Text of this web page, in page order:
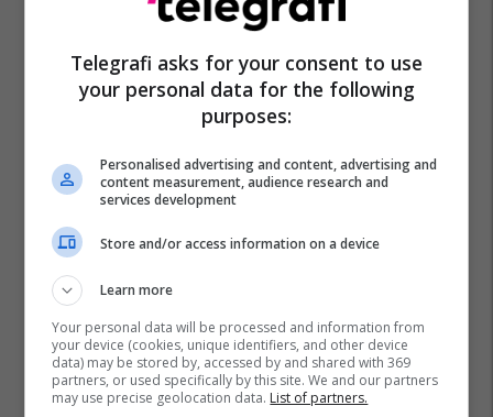
Bosnja E Hercegovina Ramush Haradinaj
Taksa Doganore
Telegrafi asks for your consent to use
your personal data for the following
purposes:
Personalised advertising and content, advertising and
content measurement, audience research and
services development
Store and/or access information on a device
Learn more
Your personal data will be processed and information from
your device (cookies, unique identifiers, and other device
data) may be stored by, accessed by and shared with 369
partners, or used specifically by this site. We and our partners
may use precise geolocation data. List of partners.